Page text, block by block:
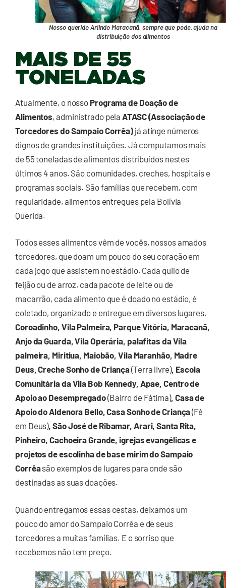
Nosso querido Arlindo Maracanã, sempre que pode, ajuda na
distribuição dos alimentos
MAIS DE 55
TONELADAS
Atualmente, o nosso Programa de Doação de
Alimentos, administrado pela ATASC (Associação de
Torcedores do Sampaio Corrêa) já atinge números
dignos de grandes instituições. Já computamos mais
de 55 toneladas de alimentos distribuídos nestes
últimos 4 anos. São comunidades, creches, hospitais e
programas sociais. São famílias que recebem, com
regularidade, alimentos entregues pela Bolívia
Querida.
Todos esses alimentos vêm de vocês, nossos amados
torcedores, que doam um pouco do seu coração em
cada jogo que assistem no estádio. Cada quilo de
feijão ou de arroz, cada pacote de leite ou de
macarrão, cada alimento que é doado no estádio, é
coletado, organizado e entregue em diversos lugares.
Coroadinho, Vila Palmeira, Parque Vitória, Maracanã,
Anjo da Guarda, Vila Operária, palafitas da Vila
palmeira, Miritiua, Maiobão, Vila Maranhão, Madre
Deus,Creche Sonho de Criança(Terra livre), Escola
Comunitária da Vila Bob Kennedy, Apae, Centro de
Apoio ao Desempregado(Bairro de Fátima), Casa de
Apoio do Aldenora Bello, Casa Sonho de Criança(Fé
em Deus), São José de Ribamar, Arari, Santa Rita,
Pinheiro, Cachoeira Grande, igrejas evangélicas e
projetos de escolinha de base mirim do Sampaio
Corrêasão exemplos de lugares para onde são
destinadas as suas doações.
Quando entregamos essas cestas, deixamos um
pouco do amor do Sampaio Corrêa e de seus
torcedores a muitas famílias. E o sorriso que
recebemos não tem preço.